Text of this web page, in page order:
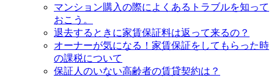
マンション購入の際によくあるトラブルを知って
おこう。
退去するときに家賃保証料は返って来るの？
オーナーが気になる！家賃保証をしてもらった時
の課税について
保証人のいない高齢者の賃貸契約は？